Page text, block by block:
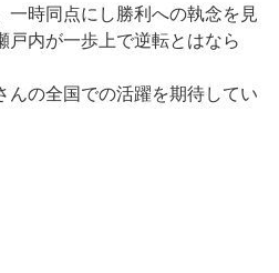
一時同点にし勝利への執念を見
戸内が一歩上で逆転とはなら
んの全国での活躍を期待してい